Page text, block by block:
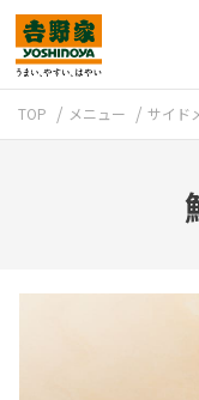
TOP メニュー サイド